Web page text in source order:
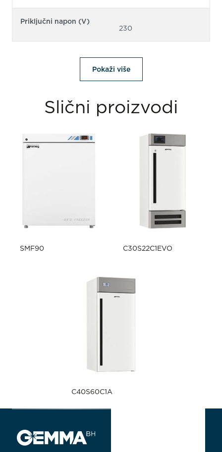
Priključni napon (V)
230
Pokaži više
Slični proizvodi
SMF90 C30S22C1EVO
C40S60C1A